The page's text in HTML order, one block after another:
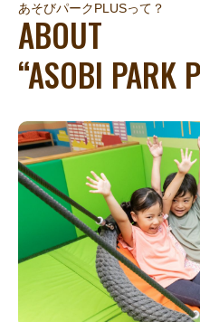
あそびパークPLUSって？
ABOUT
“ASOBI PARK